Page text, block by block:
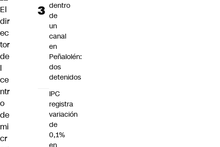
El
dir
ec
tor
de
l
ce
ntr
o
de
mi
cr
dentro
de
un
canal
en
Peñalolén:
dos
detenidos
IPC
registra
variación
de
0,1%
en